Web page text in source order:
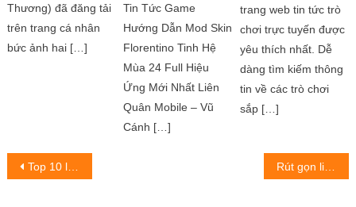
Thương) đã đăng tải
trên trang cá nhân
bức ảnh hai […]
Tin Tức Game
Hướng Dẫn Mod Skin
Florentino Tinh Hệ
Mùa 24 Full Hiệu
Ứng Mới Nhất Liên
Quân Mobile – Vũ
Cánh […]
trang web tin tức trò
chơi trực tuyến được
yêu thích nhất. Dễ
dàng tìm kiếm thông
tin về các trò chơi
sắp […]
Post
Top 10 laptop sửa địa chỉ tại Quận 1 giá rẻ, uy tín nhất TPHCM Rút gọn link google phổ biến, đơn giản, nhanh chóng